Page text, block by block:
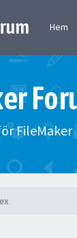
Hem
FileMaker